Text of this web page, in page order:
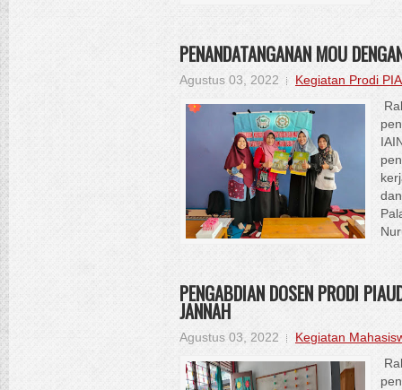
PENANDATANGANAN MOU
Agustus 03, 2022
Kegiatan Prodi
PENGABDIAN DOSEN PRODI
JANNAH
Agustus 03, 2022
Kegiatan